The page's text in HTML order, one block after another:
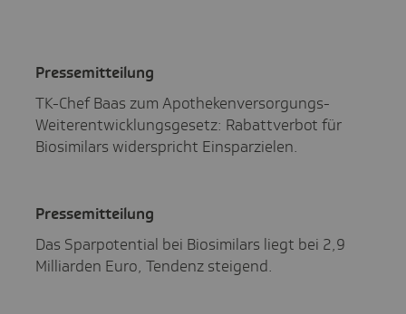
Pres­se­mit­tei­lung
TK-Chef Baas zum Apothekenversorgungs-
Weiterentwicklungsgesetz: Rabattverbot für
Biosimilars widerspricht Einsparzielen.
Pres­se­mit­tei­lung
Das Sparpotential bei Biosimilars liegt bei 2,9
Milliarden Euro, Tendenz steigend.